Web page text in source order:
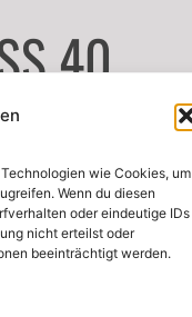
wie Cookies, um
Wenn du diesen
oder eindeutige IDs
nicht erteilst oder
beeinträchtigt werden.
40